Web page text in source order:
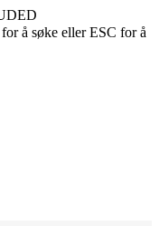
å søke eller ESC for å